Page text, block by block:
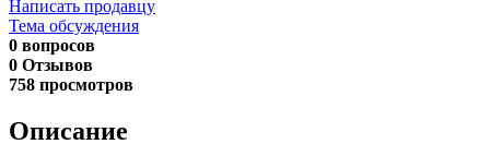
Написать продавцу
Тема обсуждения
0 вопросов
0 Отзывов
758 просмотров
Описание